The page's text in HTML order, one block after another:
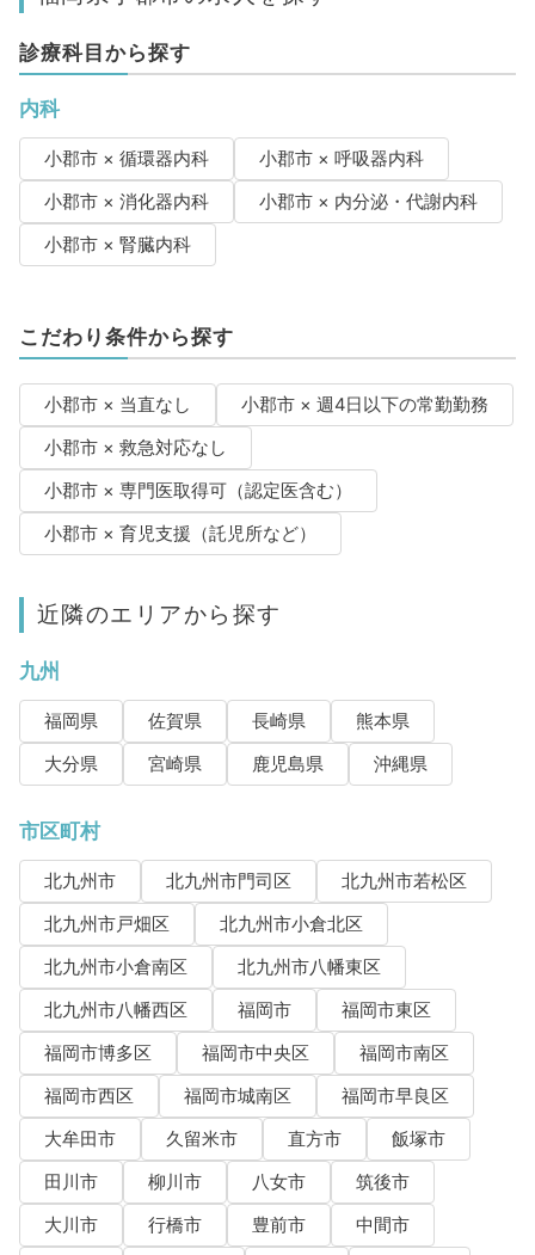
診療科目から探す
内科
小郡市 × 循環器内科
小郡市 × 呼吸器内科
小郡市 × 消化器内科
小郡市 × 内分泌・代謝内科
小郡市 × 腎臓内科
こだわり条件から探す
小郡市 × 当直なし
小郡市 × 週4日以下の常勤勤務
小郡市 × 救急対応なし
小郡市 × 専門医取得可（認定医含む）
小郡市 × 育児支援（託児所など）
近隣のエリアから探す
九州
福岡県 佐賀県 長崎県
熊本県
大分県
宮崎県 鹿児島県 沖縄県
市区町村
北九州市 北九州市門司区
北九州市若松区
北九州市戸畑区
北九州市小倉北区
北九州市小倉南区
北九州市八幡東区
北九州市八幡西区
福岡市
福岡市東区
福岡市博多区
福岡市中央区
福岡市南区
福岡市西区
福岡市城南区
福岡市早良区
大牟田市
久留米市 直方市
飯塚市
田川市
柳川市 八女市
筑後市
大川市
行橋市 豊前市
中間市